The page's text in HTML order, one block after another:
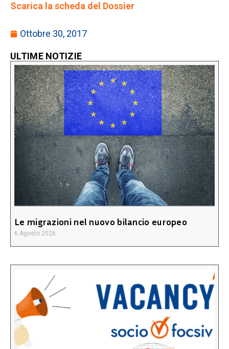
Scarica la scheda del Dossier
Ottobre 30, 2017
ULTIME NOTIZIE
Le migrazioni nel nuovo bilancio europeo
6 Agosto 2026